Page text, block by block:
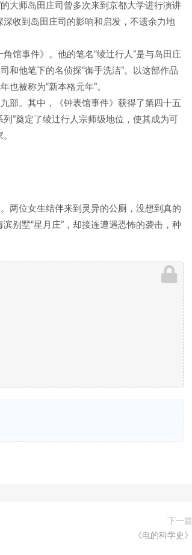
大师岛田庄司曾多次来到京都大学进行演讲
收到岛田庄司的影响和启发，不遗余力地
馆事件》。他的笔名“绫辻行人”是与岛田庄
和他笔下的名侦探“御手洗洁”。以这部作品
也被称为“新本格元年”。
部。其中，《钟表馆事件》获得了第四十五
”奠定了绫辻行人宗师级地位，使其成为可
两位女生结伴来到灵异的公厕，没想到真的
别墅“星月庄”，却接连遭遇恐怖的袭击，种
下一篇
《电的科学史》